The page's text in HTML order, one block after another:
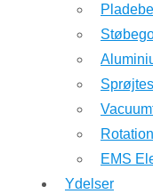
EMS
Ydelser